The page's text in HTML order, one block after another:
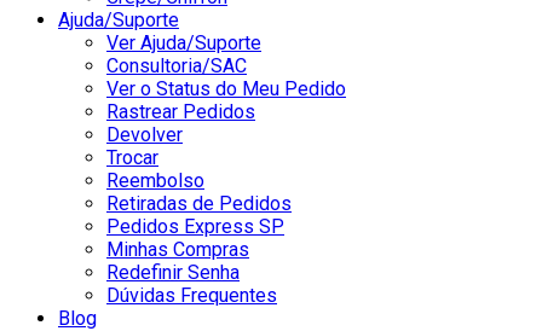
Ajuda/Suporte
Ver Ajuda/Suporte
Consultoria/SAC
Ver o Status do Meu Pedido
Rastrear Pedidos
Devolver
Trocar
Reembolso
Retiradas de Pedidos
Pedidos Express SP
Minhas Compras
Redefinir Senha
Dúvidas Frequentes
Blog